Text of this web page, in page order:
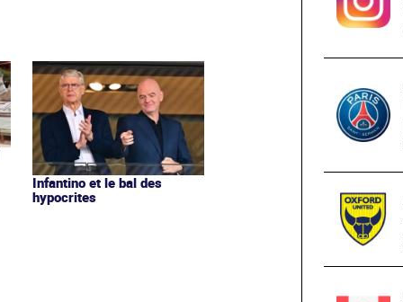
Infantino et le bal des
hypocrites